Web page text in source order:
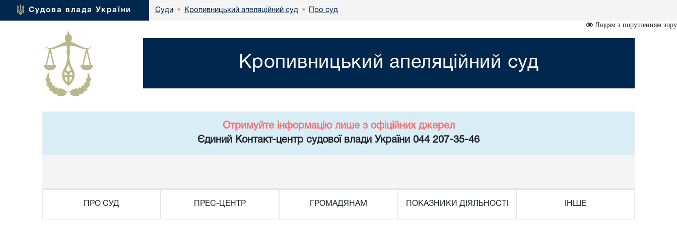
Судова влада України Суди • Кропивницький апеляційний суд • Про суд
Людям з порушенням зору
Кропивницький апеляційний суд
Отримуйте інформацію лише з офіційних джерел
Єдиний Контакт-центр судової влади України 044 207-35-46
ПРО СУД ПРЕС-ЦЕНТР ГРОМАДЯНАМ ПОКАЗНИКИ ДІЯЛЬНОСТІ ІНШЕ